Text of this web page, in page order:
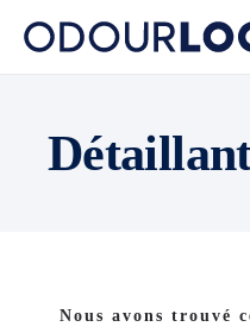
Nous avons trouvé